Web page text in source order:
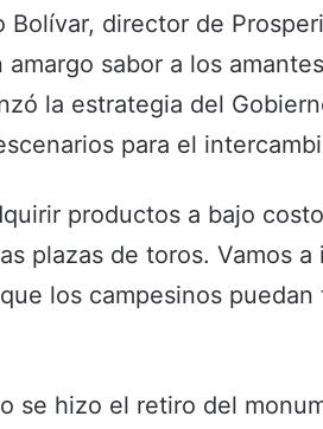
Bolívar, director de
sabor a los
la estrategia del
para el
productos a bajo
plazas de toros. Vamos
los campesinos
se hizo el retiro del